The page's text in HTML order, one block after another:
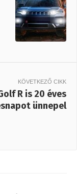
KÖVETKEZŐ CIKK
R is 20 éves
ünnepel